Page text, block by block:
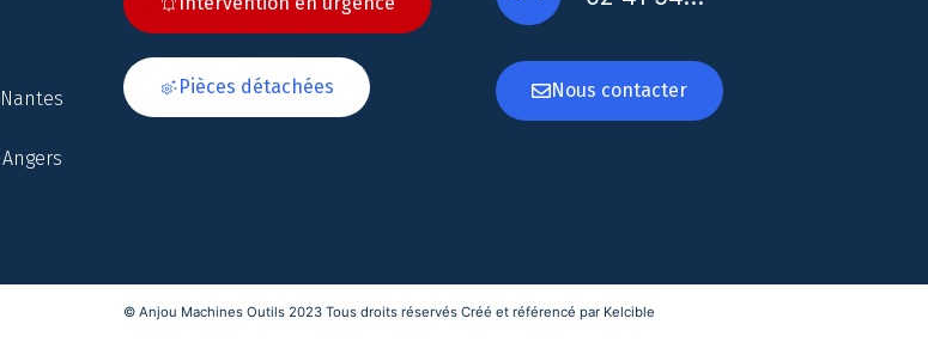
Pièces détachées Nous contacter
© Anjou Machines Outils 2023 Tous droits réservés Créé et référencé par Kelcible